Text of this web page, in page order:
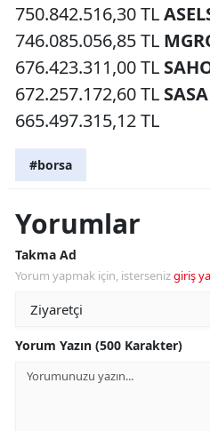
750.842.516,30 TL
746.085.056,85 TL
676.423.311,00 TL
672.257.172,60 TL SASA
665.497.315,12 TL
#borsa
Yorumlar
Takma Ad
Yorum yapmak için, istersenizgiriş
Yorum Yazın (500 Karakter)